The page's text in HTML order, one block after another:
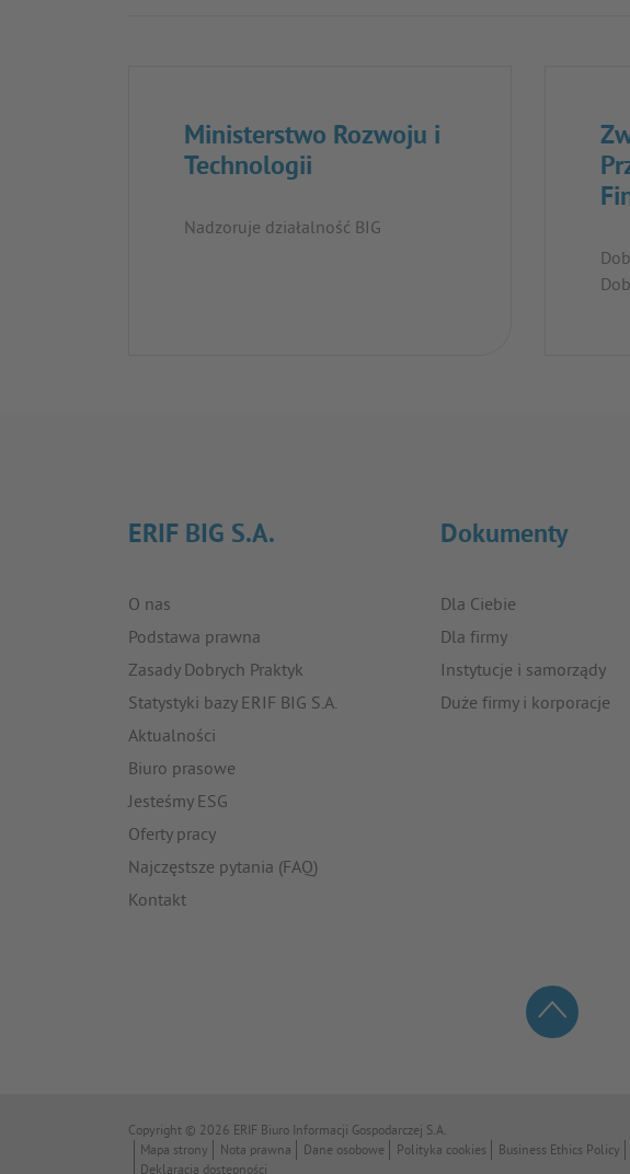
Ministerstwo Rozwoju i
Technologii
Nadzoruje działalność BIG
ERIF BIG S.A.
O nas
Podstawa prawna
Zasady Dobrych Praktyk
Statystyki bazy ERIF BIG S.A.
Aktualności
Biuro prasowe
Jesteśmy ESG
Oferty pracy
Najczęstsze pytania (FAQ)
Kontakt
Dokumenty
Dla Ciebie
Dla firmy
Instytucje i samorządy
Duże firmy i korporacje
Copyright © 2026 ERIF Biuro Informacji Gospodarczej S.A.
Mapa strony
Nota prawna Dane osobowe Polityka cookies
Business Ethics Policy